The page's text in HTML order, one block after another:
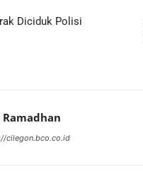
Diciduk Polisi
cilegon.bco.co.id